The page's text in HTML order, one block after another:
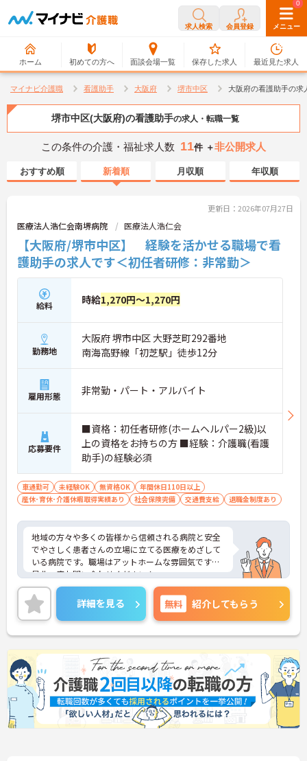
求人検索 会員登録 メニュー
ホーム 初めての方へ 面談会場一覧
0
保存した求人
0
最近見た求人
マイナビ介護職 看護助手 大阪府 堺市中区 大阪府の看護助手の求
堺市中区(大阪府)の看護助手の求人・転職一覧
この条件の介護・福祉求人数 11件 ＋非公開求人
おすすめ順 新着順 月収順 年収順
更新日：2026年07月27日
医療法人浩仁会南堺病院 医療法人浩仁会
【大阪府/堺市中区】 経験を活かせる職場で看
護助手の求人です＜初任者研修：非常勤＞
給料 時給1,270円～1,270円
勤務地
大阪府 堺市中区 大野芝町292番地
南海高野線「初芝駅」徒歩12分
雇用形態 非常勤・パート・アルバイト
応募要件
■資格：初任者研修(ホームヘルパー2級)以
上の資格をお持ちの方 ■経験：介護職(看護
助手)の経験必須
車通勤可 未経験OK 無資格OK
年間休日110日以上
産休･育休･介護休暇取得実績あり
社会保険完備 交通費支給 退職金制度あり
地域の方々や多くの皆様から信頼される病院と安全
でやさしく患者さんの立場に立てる医療をめざして
いる病院です。職場はアットホームな雰囲気です。
是非一度お問い合わせください！
詳細を見る 無料 紹介してもらう